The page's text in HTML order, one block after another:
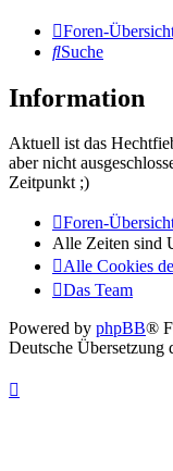
Foren-
Suche
Information
Aktuell ist das
aber nicht
Zeitpunkt ;)
Foren-
Alle Zeiten sind
Alle Cookies
Das Team
Powered by phpBB®
Deutsche Übersetzung